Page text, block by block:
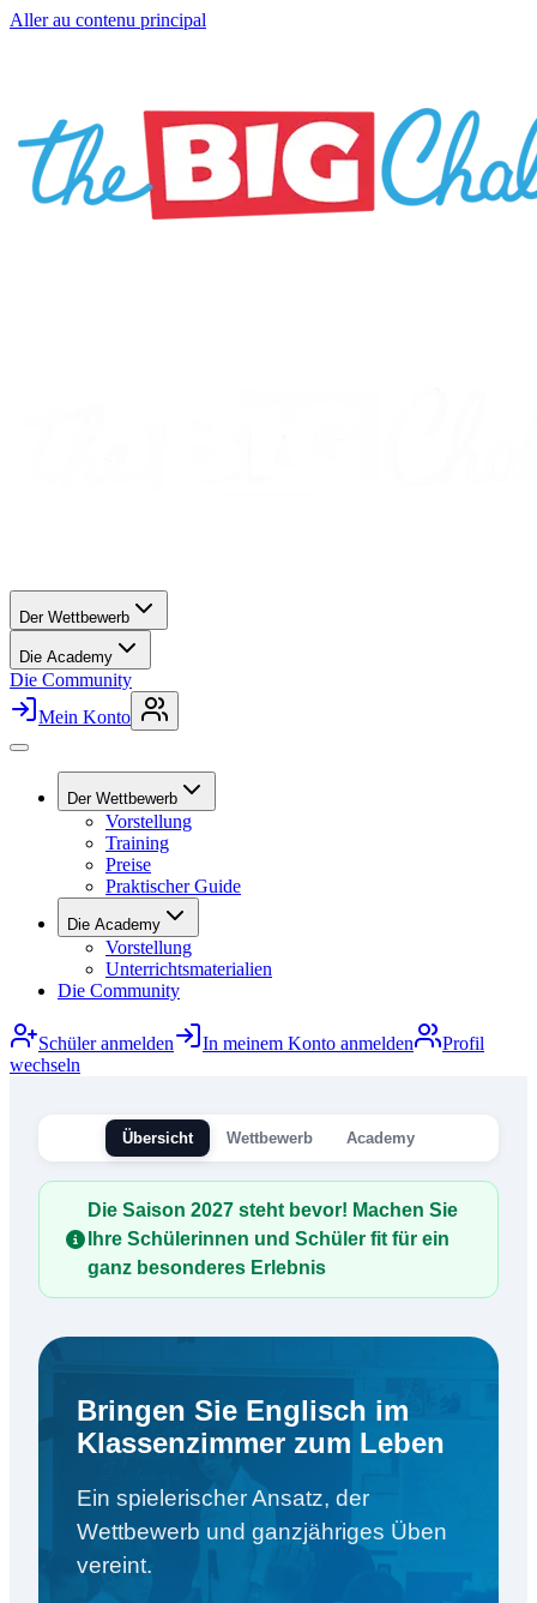
Aller au contenu principal
Der Wettbewerb
Die Academy
Die Community
Mein Konto
Der Wettbewerb
Vorstellung
Training
Preise
Praktischer Guide
Die Academy
Vorstellung
Unterrichtsmaterialien
Die Community
Schüler anmelden In meinem Konto anmelden
Profil
wechseln
Übersicht Wettbewerb Academy
Die Saison 2027 steht bevor! Machen Sie
Ihre Schülerinnen und Schüler fit für ein
ganz besonderes Erlebnis
Bringen Sie Englisch im
Klassenzimmer zum Leben
Ein spielerischer Ansatz, der
Wettbewerb und ganzjähriges Üben
vereint.